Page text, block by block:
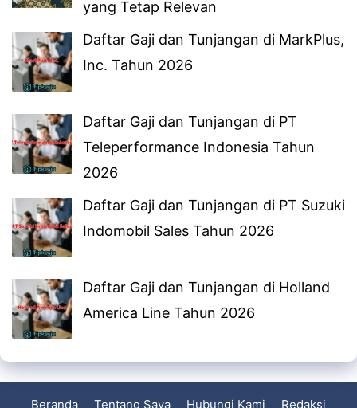
yang Tetap Relevan
Daftar Gaji dan Tunjangan di MarkPlus,
Inc. Tahun 2026
Daftar Gaji dan Tunjangan di PT
Teleperformance Indonesia Tahun
2026
Daftar Gaji dan Tunjangan di PT Suzuki
Indomobil Sales Tahun 2026
Daftar Gaji dan Tunjangan di Holland
America Line Tahun 2026
Beranda Tentang Saya Hubungi Kami Redaksi